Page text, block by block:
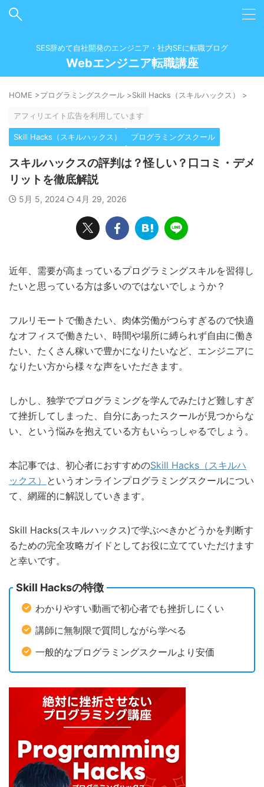
SES辞めて自社開発のエンジニア・社内SEに転職ブログ
Webエンジニア転職講座
HOME >プログラミングスクール >Skill Hacks（スキルハックス） >
アフィリエイト広告を利用しています
Skill Hacks（スキルハックス） プログラミングスクール
スキルハックスの評判は？怪しい？口コミ・デメ
リットを徹底解説
5月 5, 2024 4月 29, 2026
近年、需要が高まっているプログラミングスキルを習得し
たいと思っている方は多いのではないでしょうか？
フルリモートで働きたい、肉体労働がつらすぎるので快適
なオフィスで働きたい、時間や場所に縛られず自由に働き
たい、たくさん稼いで豊かになりたいなど、エンジニアに
なりたい方から様々な声をいただきます。
しかし、独学でプログラミングを学んでみたけど難しすぎ
て挫折してしまった、自分にあったスクールが見つからな
い、という悩みを抱えている方もいらっしゃるでしょう。
本記事では、初心者におすすめのSkill Hacks（スキルハ
ックス） というオンラインプログラミングスクールについ
て、網羅的に解説していきます。
Skill Hacks(スキルハックス)で学ぶべきかどうかを判断す
るための完全攻略ガイドとしてお役に立てていただけます
と幸いです。
Skill Hacksの特徴
わかりやすい動画で初心者でも挫折しにくい
講師に無制限で質問しながら学べる
一般的なプログラミングスクールより安価